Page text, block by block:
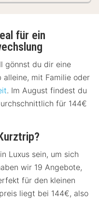
für ein
gönnst du dir eine
alleine, mit Familie oder
. Im August findest du
für 144€
Luxus sein, um sich
wir 19 Angebote,
für den kleinen
liegt bei 144€, also